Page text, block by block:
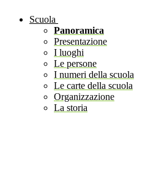
Scuola
Panoramica
Presentazione
I luoghi
Le persone
I numeri della scuola
Le carte della scuola
Organizzazione
La storia